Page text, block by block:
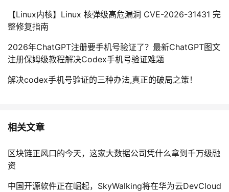
【Linux内核】Linux 核弹级高危漏洞 CVE-2026-31431 完
整修复指南
2026年ChatGPT注册要手机号验证了？最新ChatGPT图文
注册保姆级教程解决Codex手机号验证难题
解决codex手机号验证的三种办法,真正的破局之策！
相关文章
区块链正风口的今天，这家大数据公司凭什么拿到千万级融
资
中国开源软件正在崛起，SkyWalking将在华为云DevCloud